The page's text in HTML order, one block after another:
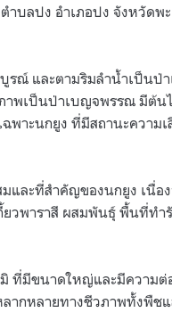
ำบลปง อำเภอปง จังหวัด
ณ์ และตามริมลำน้ำเป็น
าพเป็นป่าเบญจพรรณ มีต้
พาะนกยูง ที่มีสถานะความ
ละที่สำคัญของนกยูง เนื่อ
ยวพาราสี ผสมพันธุ์ พื้นที่ท
มีขนาดใหญ่และมีความต่
กหลายทางชีวภาพทั้งพืชแ